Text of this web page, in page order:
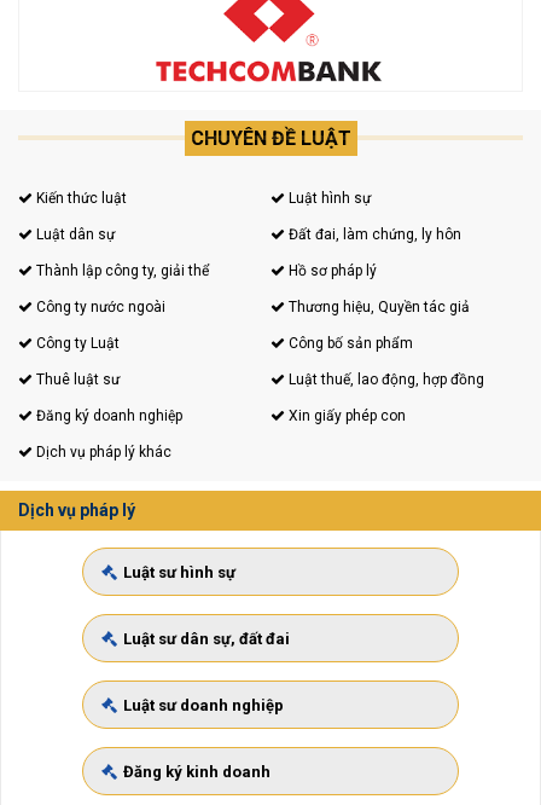
CHUYÊN ĐỀ LUẬT
Kiến thức luật Luật hình sự
Luật dân sự Đất đai, làm chứng, ly hôn
Thành lập công ty, giải thể Hồ sơ pháp lý
Công ty nước ngoài Thương hiệu, Quyền tác giả
Công ty Luật Công bố sản phẩm
Thuê luật sư Luật thuế, lao động, hợp đồng
Đăng ký doanh nghiệp Xin giấy phép con
Dịch vụ pháp lý khác
Dịch vụ pháp lý
Luật sư hình sự
Luật sư dân sự, đất đai
Luật sư doanh nghiệp
Đăng ký kinh doanh